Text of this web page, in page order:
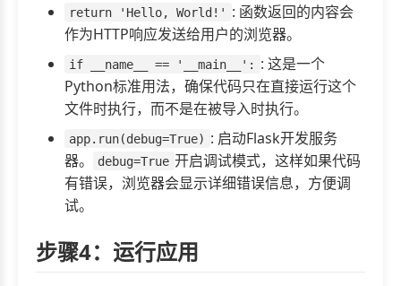
return 'Hello, World!'
: 函数返回的内容会
作为HTTP响应发送给用户的浏览器。
if __name__ == '__main__':
: 这是一个
Python标准用法，确保代码只在直接运行这个
文件时执行，而不是在被导入时执行。
app.run(debug=True) : 启动Flask开发服务
器。
debug=True 开启调试模式，这样如果代码
有错误，浏览器会显示详细错误信息，方便调
试。
步骤4：运行应用